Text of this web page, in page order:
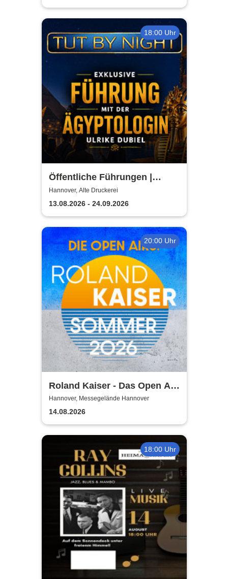
18:00 Uhr
Öffentliche Führungen |
TUTANCHAMUN | Hannover -
Ein Immersives Abenteuer
Hannover, Alte Druckerei
13.08.2026 - 24.09.2026
20:00 Uhr
Roland Kaiser - Das Open Air
2026!
Hannover, Messegelände Hannover
14.08.2026
18:00 Uhr